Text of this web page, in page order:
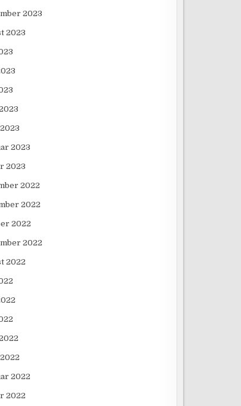
2023
2023
2023
2023
2022
2022
2022
2022
2022
2022
2022